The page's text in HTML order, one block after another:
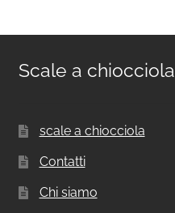
Scale a chiocciola
scale a chiocciola
Contatti
Chi siamo